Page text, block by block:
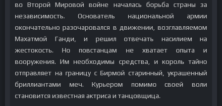
во Второй Мировой войне началась борьба страны за
независимость. Основатель национальной армии
окончательно разочаровался в движении, возглавляемом
Махатмой Ганди, и решил отвечать насилием на
жестокость. Но повстанцам не хватает опыта и
вооружения. Им необходимы средства, и король тайно
отправляет на границу с Бирмой старинный, украшенный
бриллиантами меч. Курьером помимо своей воли
становится известная актриса и танцовщица.